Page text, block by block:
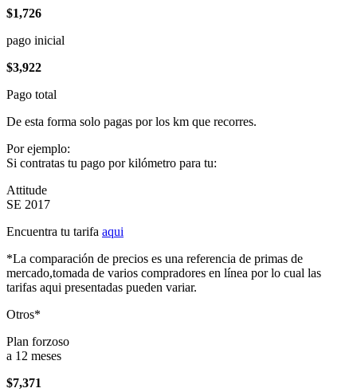
$1,726
pago inicial
$3,922
Pago total
De esta forma solo pagas por los km que recorres.
Por ejemplo:
Si contratas tu pago por kilómetro para tu:
Attitude
SE 2017
Encuentra tu tarifa aqui
*La comparación de precios es una referencia de primas de
mercado,tomada de varios compradores en línea por lo cual las
tarifas aqui presentadas pueden variar.
Otros*
Plan forzoso
a 12 meses
$7,371